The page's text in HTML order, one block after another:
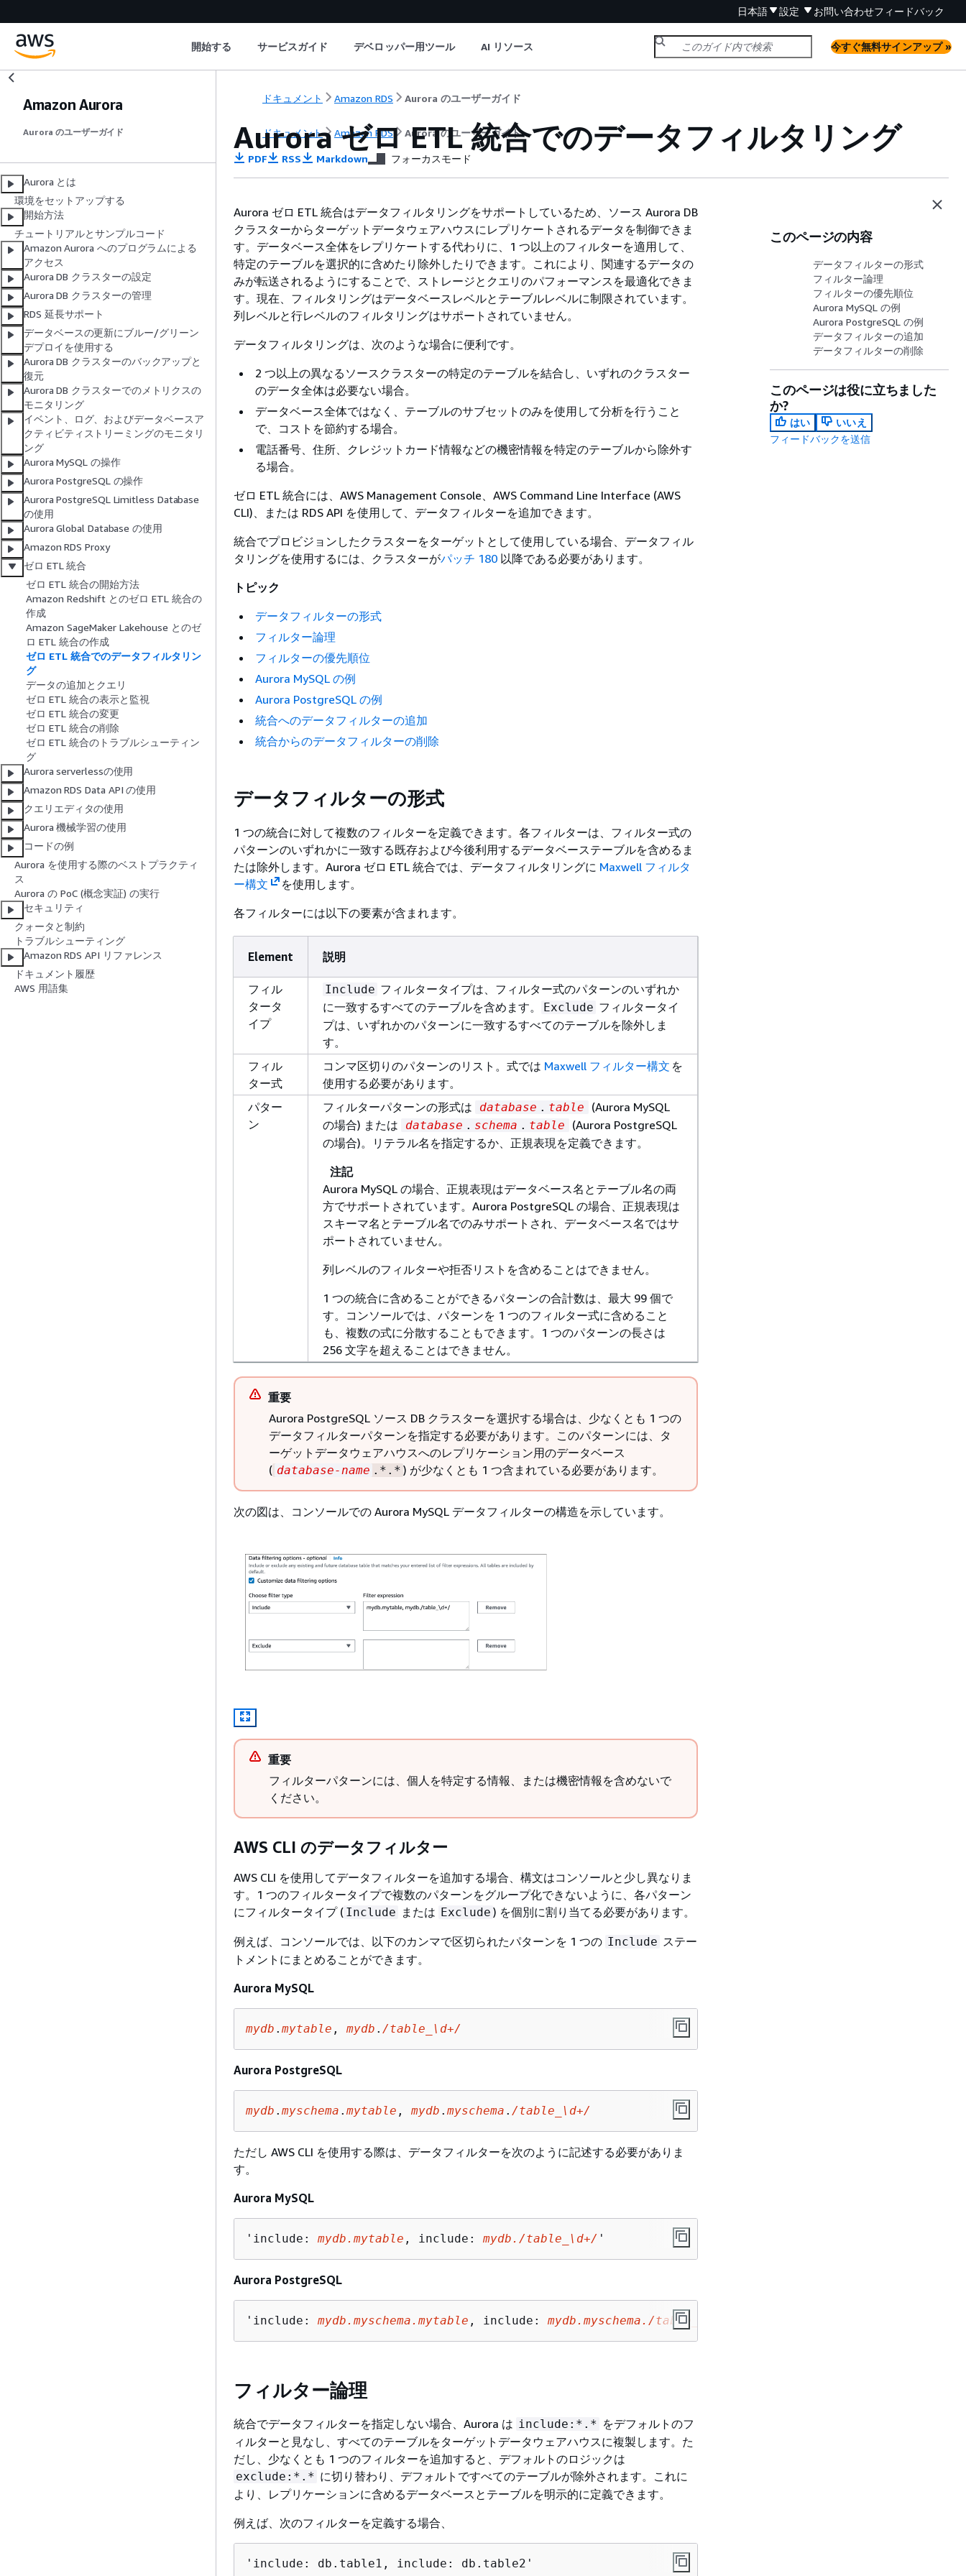
日本語 設定 お問い合わせフィードバック
開始する サービスガイド デベロッパー用ツール AI リソース 今すぐ無料サインアップ »
Amazon Aurora
Aurora のユーザーガイド
Aurora とは
環境をセットアップする
開始方法
チュートリアルとサンプルコード
Amazon Aurora へのプログラムによる
アクセス
Aurora DB クラスターの設定
Aurora DB クラスターの管理
RDS 延長サポート
データベースの更新にブルー/グリーン
デプロイを使用する
Aurora DB クラスターのバックアップと
復元
Aurora DB クラスターでのメトリクスの
モニタリング
イベント、ログ、およびデータベースア
クティビティストリーミングのモニタリ
ング
Aurora MySQL の操作
Aurora PostgreSQL の操作
Aurora PostgreSQL Limitless Database
の使用
Aurora Global Database の使用
Amazon RDS Proxy
ゼロ ETL 統合
ゼロ ETL 統合の開始方法
Amazon Redshift とのゼロ ETL 統合の
作成
Amazon SageMaker Lakehouse とのゼ
ロ ETL 統合の作成
ゼロ ETL 統合でのデータフィルタリン
グ
データの追加とクエリ
ゼロ ETL 統合の表示と監視
ゼロ ETL 統合の変更
ゼロ ETL 統合の削除
ゼロ ETL 統合のトラブルシューティン
グ
Aurora serverlessの使用
Amazon RDS Data API の使用
クエリエディタの使用
Aurora 機械学習の使用
コードの例
Aurora を使用する際のベストプラクティ
ス
Aurora の PoC (概念実証) の実行
セキュリティ
クォータと制約
トラブルシューティング
Amazon RDS API リファレンス
ドキュメント履歴
AWS 用語集
ドキュメント Amazon RDS Aurora のユーザーガイド
ドキュメント Amazon RDS Aurora のユーザーガイド
Auroraゼロ ETL 統合でのデータフィルタリング
PDF RSS Markdown フォーカスモード
Aurora ゼロ ETL 統合はデータフィルタリングをサポートしているため、ソース Aurora DB
クラスターからターゲットデータウェアハウスにレプリケートされるデータを制御できま
す。データベース全体をレプリケートする代わりに、1 つ以上のフィルターを適用して、
特定のテーブルを選択的に含めたり除外したりできます。これにより、関連するデータの
みが転送されるようにすることで、ストレージとクエリのパフォーマンスを最適化できま
す。現在、フィルタリングはデータベースレベルとテーブルレベルに制限されています。
列レベルと行レベルのフィルタリングはサポートされていません。
データフィルタリングは、次のような場合に便利です。
2 つ以上の異なるソース クラスターの特定のテーブルを結合し、いずれのクラスター
のデータ全体は必要ない場合。
データベース全体ではなく、テーブルのサブセットのみを使用して分析を行うこと
で、コストを節約する場合。
電話番号、住所、クレジットカード情報などの機密情報を特定のテーブルから除外す
る場合。
ゼロ ETL 統合には、AWS Management Console、AWS Command Line Interface (AWS
CLI)、または RDS API を使用して、データフィルターを追加できます。
統合でプロビジョンしたクラスターをターゲットとして使用している場合、データフィル
タリングを使用するには、クラスターがパッチ 180 以降である必要があります。
トピック
データフィルターの形式
フィルター論理
フィルターの優先順位
Aurora MySQL の例
Aurora PostgreSQL の例
統合へのデータフィルターの追加
統合からのデータフィルターの削除
データフィルターの形式
1 つの統合に対して複数のフィルターを定義できます。各フィルターは、フィルター式の
パターンのいずれかに一致する既存および今後利用するデータベーステーブルを含めるま
たは除外します。 Aurora ゼロ ETL 統合では、データフィルタリングに Maxwell フィルタ
ー構文
を使用します。
各フィルターには以下の要素が含まれます。
Element 説明
フィル
タータ
イプ
Include フィルタータイプは、 フィルター式のパターンのいずれか
に一致するすべてのテーブルを含めます。
Exclude フィルタータイ
プは、 いずれかのパターンに一致するすべてのテーブルを除外しま
す。
フィル
ター式
コンマ区切りのパターンのリスト。式では Maxwell フィルター構文 を
使用する必要があります。
パター
ン
フィルターパターンの形式は database . table (Aurora MySQL
の場合) または
database . schema . table (Aurora PostgreSQL
の場合)。リテラル名を指定するか、正規表現を定義できます。
注記
Aurora MySQL の場合、正規表現はデータベース名とテーブル名の両
方でサポートされています。 Aurora PostgreSQL の場合、正規表現は
スキーマ名とテーブル名でのみサポートされ、データベース名ではサ
ポートされていません。
列レベルのフィルターや拒否リストを含めることはできません。
1 つの統合に含めることができるパターンの合計数は、最大 99 個で
す。コンソールでは、パターンを 1 つのフィルター式に含めること
も、複数の式に分散することもできます。1 つのパターンの長さは
256 文字を超えることはできません。
重要
Aurora PostgreSQL ソース DB クラスターを選択する場合は、少なくとも 1 つの
データフィルターパターンを指定する必要があります。このパターンには、タ
ーゲットデータウェアハウスへのレプリケーション用のデータベース
( database-name .*.* ) が少なくとも 1 つ含まれている必要があります。
次の図は、コンソールでの Aurora MySQL データフィルターの構造を示しています。
重要
フィルターパターンには、個人を特定する情報、または機密情報を含めないで
ください。
AWS CLI のデータフィルター
AWS CLI を使用してデータフィルターを追加する場合、構文はコンソールと少し異なりま
す。1 つのフィルタータイプで複数のパターンをグループ化できないように、各パターン
にフィルタータイプ ( Include または Exclude ) を個別に割り当てる必要があります。
例えば、コンソールでは、以下のカンマで区切られたパターンを 1 つの Include ステー
トメントにまとめることができます。
Aurora MySQL
mydb . mytable , mydb . /table_\d+/
Aurora PostgreSQL
mydb . myschema . mytable , mydb . myschema . /table_\d+/
ただし AWS CLI を使用する際は、データフィルターを次のように記述する必要がありま
す。
Aurora MySQL
'include: mydb.mytable , include: mydb./table_\d+/ '
Aurora PostgreSQL
'include: mydb.myschema.mytable , include: mydb.myschema./table_\d+/
フィルター論理
統合でデータフィルターを指定しない場合、 Aurora は include:*.* をデフォルトのフ
ィルターと見なし、すべてのテーブルをターゲットデータウェアハウスに複製します。た
だし、少なくとも 1 つのフィルターを追加すると、デフォルトのロジックは
exclude:*.* に切り替わり、デフォルトですべてのテーブルが除外されます。これに
より、レプリケーションに含めるデータベースとテーブルを明示的に定義できます。
例えば、次のフィルターを定義する場合、
'include: db.table1, include: db.table2'
このページの内容
データフィルターの形式
フィルター論理
フィルターの優先順位
Aurora MySQL の例
Aurora PostgreSQL の例
データフィルターの追加
データフィルターの削除
このページは役に立ちました
か?
はい
いいえ
フィードバックを送信